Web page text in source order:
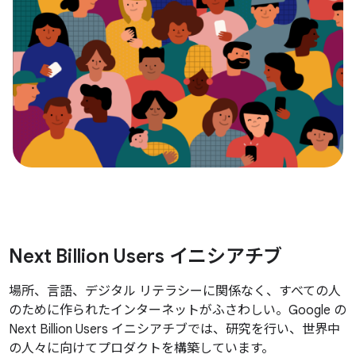
Next Billion Users イニシアチブ
場所、言語、デジタル リテラシーに関係なく、すべての人
のために作られたインターネットがふさわしい。Google の
Next Billion Users イニシアチブでは、研究を行い、世界中
の人々に向けてプロダクトを構築しています。